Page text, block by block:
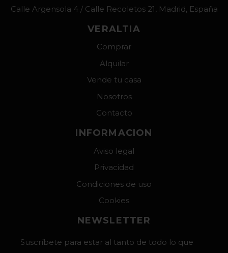
Calle Argensola 4 / Calle Recoletos 21, Madrid, España
VERALTIA
Comprar
Alquilar
Vende tu casa
Nosotros
Contacto
INFORMACION
Aviso legal
Privacidad
Condiciones de uso
Cookies
NEWSLETTER
Suscríbete para estar al tanto de todo lo que